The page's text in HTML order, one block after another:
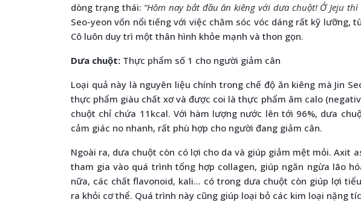
dòng trạng thái: “Hôm nay bắt đầu ăn kiêng với dưa chuột! Ở Jeju
Seo-yeon vốn nổi tiếng với việc chăm sóc vóc dáng rất kỹ lưỡng,
Cô luôn duy trì một thân hình khỏe mạnh và thon gọn.
Dưa chuột: Thực phẩm số 1 cho người giảm cân
Loại quả này là nguyên liệu chính trong chế độ ăn kiêng mà Jin
thực phẩm giàu chất xơ và được coi là thực phẩm âm calo
chuột chỉ chứa 11kcal. Với hàm lượng nước lên tới 96%, dưa
cảm giác no nhanh, rất phù hợp cho người đang giảm cân.
Ngoài ra, dưa chuột còn có lợi cho da và giúp giảm mệt mỏi. Axit
tham gia vào quá trình tổng hợp collagen, giúp ngăn ngừa lão
nữa, các chất flavonoid, kali… có trong dưa chuột còn giúp lợi
ra khỏi cơ thể. Quá trình này cũng giúp loại bỏ các kim loại nặng